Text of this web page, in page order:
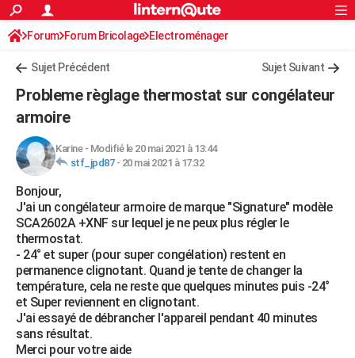
ACTUALITÉS
Politique
Société
Faits Divers
Education
Monde
Villes
+
Programme TV
Streaming
Sorties cinéma
FINANCE
Retraite
Impôts
Epargne
Immobilier
Risques naturels par ville
Banque
Assurance
Crédit
AUTO
Essais
Réserver un essai
Citadines
Berlines
SUV
Forum auto
HIGH-TECH
Mobiles
Meilleur smartphone
Internet
Ordinateurs
Jeux vidéo
Guide high-tech
+BRICOLAGE
Forum
Aménagement intérieur
Extérieur
Cuisine
Salle de bains
Jardinage
Rangement
WEEK-END
Guides de France
Escapades
Patrimoine
Expositions
Musées
Week-end nature
LIFESTYLE
Art de vivre
Bien-être
Loisirs
Mode
Modes de vie
SANTE
Alimentation
Guide de la santé
Maladies
Médicaments
Sommeil
VOYAGE
S'inscrire
Connexion
Forum Forum Bricolage Electroménager
Sujet Précédent Sujet Suivant
Probleme règlage thermostat sur congélateur
armoire
Karine- Modifié le 20 mai 2021 à 13:44
stf_jpd87- 20 mai 2021 à 17:32
Bonjour,
J'ai un congélateur armoire de marque "Signature" modèle
SCA2602A +XNF sur lequel je ne peux plus régler le
thermostat.
- 24° et super (pour super congélation) restent en
permanence clignotant. Quand je tente de changer la
température, cela ne reste que quelques minutes puis -24°
et Super reviennent en clignotant.
J'ai essayé de débrancher l'appareil pendant 40 minutes
sans résultat.
Merci pour votre aide